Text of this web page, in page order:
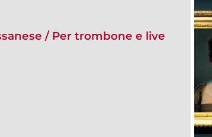
/ Per trombone e live